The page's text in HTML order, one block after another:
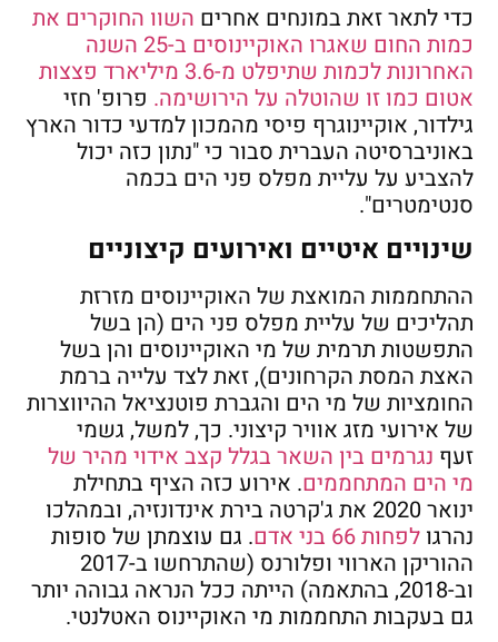
כדי לתאר זאת במונחים אחרים השוו החוקרים את
כמות החום שאגרו האוקיינוסים ב-25 השנה
האחרונות לכמות שתיפלט מ-3.6 מיליארד פצצות
אטום כמו זו שהוטלה על הירושימה. פרופ' חזי
גילדור, אוקיינוגרף פיסי מהמכון למדעי כדור הארץ
באוניברסיטה העברית סבור כי "נתון כזה יכול
להצביע על עליית מפלס פני הים בכמה
סנטימטרים".
שינויים איטיים ואירועים קיצוניים
ההתחממות המואצת של האוקיינוסים מזרזת
תהליכים של עליית מפלס פני הים (הן בשל
התפשטות תרמית של מי האוקיינוסים והן בשל
האצת המסת הקרחונים), זאת לצד עלייה ברמת
החומציות של מי הים והגברת פוטנציאל ההיווצרות
של אירועי מזג אוויר קיצוני. כך, למשל, גשמי
זעף נגרמים בין השאר בגלל קצב אידוי מהיר של
מי הים המתחממים. אירוע כזה הציף בתחילת
ינואר 2020 את ג'קרטה בירת אינדונזיה, ובמהלכו
נהרגו לפחות 66 בני אדם
. גם עוצמתן של סופות
ההוריקן הארווי ופלורנס (שהתרחשו ב-2017
וב-2018, בהתאמה) הייתה ככל הנראה גבוהה יותר
גם בעקבות התחממות מי האוקיינוס האטלנטי.